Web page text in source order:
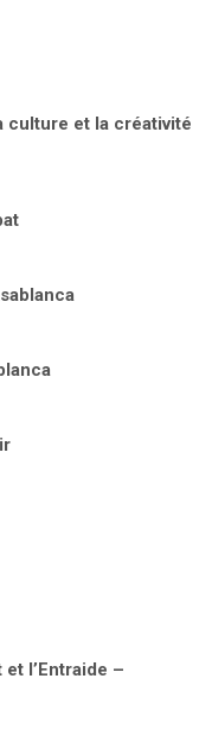
culture et la créativité
l’Entraide –